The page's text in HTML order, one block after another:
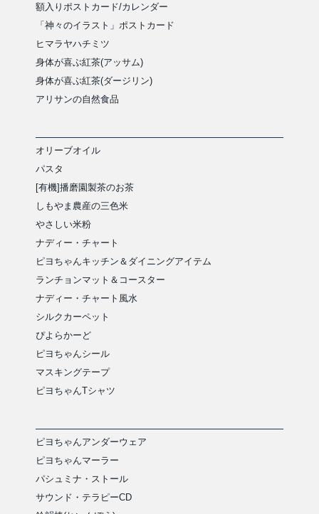
額入りポストカード/カレンダー
「神々のイラスト」ポストカード
ヒマラヤハチミツ
身体が喜ぶ紅茶(アッサム)
身体が喜ぶ紅茶(ダージリン)
アリサンの自然食品
オリーブオイル
パスタ
[有機]播磨園製茶のお茶
しもやま農産の三色米
やさしい米粉
ナディー・チャート
ピヨちゃんキッチン＆ダイニングアイテム
ランチョンマット＆コースター
ナディー・チャート風水
シルクカーペット
ぴよらかーど
ピヨちゃんシール
マスキングテープ
ピヨちゃんTシャツ
ピヨちゃんアンダーウェア
ピヨちゃんマーラー
パシュミナ・ストール
サウンド・テラピーCD